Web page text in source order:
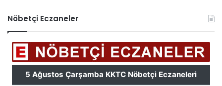
Nöbetçi Eczaneler